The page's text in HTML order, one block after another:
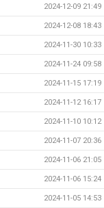
2024-12-09 21:49
2024-12-08 18:43
2024-11-30 10:33
2024-11-24 09:58
2024-11-15 17:19
2024-11-12 16:17
2024-11-10 10:12
2024-11-07 20:36
2024-11-06 21:05
2024-11-06 15:24
2024-11-05 14:53